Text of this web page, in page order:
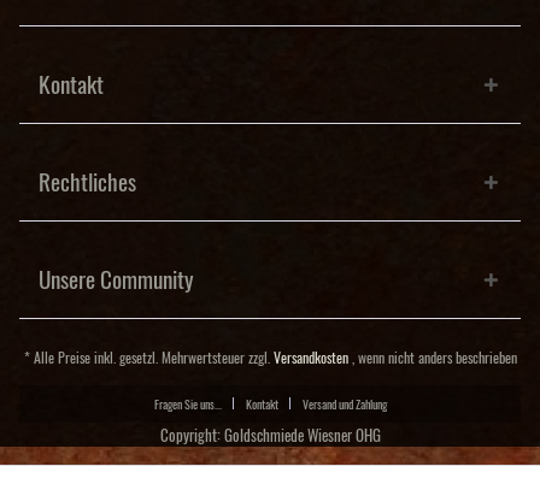
Kontakt
Rechtliches
Unsere Community
* Alle Preise inkl. gesetzl. Mehrwertsteuer zzgl. Versandkosten, wenn nicht anders beschrieben
Fragen Sie uns... Kontakt Versand und Zahlung
Copyright: Goldschmiede Wiesner OHG